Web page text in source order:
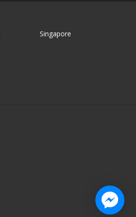
Singapore